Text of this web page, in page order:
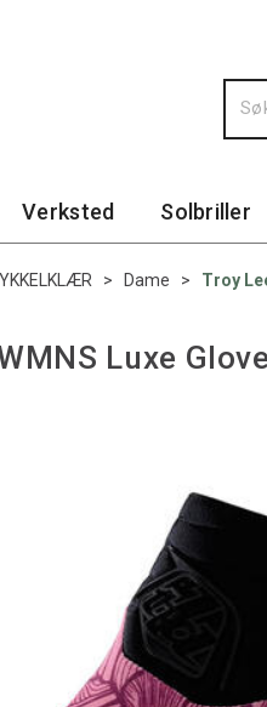
Verksted Solbriller
> Dame > Troy
Luxe Glove